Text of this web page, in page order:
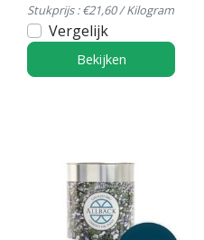
Stukprijs : €21,60 / Kilogram
Vergelijk
Bekijken